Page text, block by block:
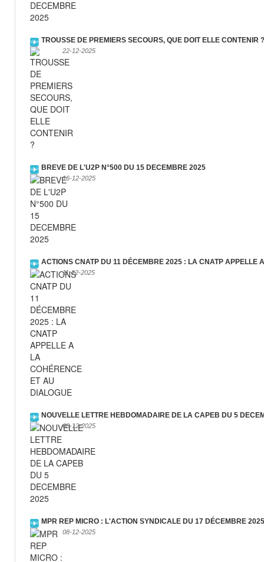
TROUSSE DE PREMIERS SECOURS, QUE DOIT ELLE CONTENIR ?
22-12-2025
BREVE DE L'U2P N°500 DU 15 DECEMBRE 2025
16-12-2025
ACTIONS CNATP DU 11 DÉCEMBRE 2025 : LA CNATP APPELLE
11-12-2025
NOUVELLE LETTRE HEBDOMADAIRE DE LA CAPEB DU 5
08-12-2025
MPR REP MICRO : L'ACTION SYNDICALE DU 17 DÉCEMBRE 2025
08-12-2025